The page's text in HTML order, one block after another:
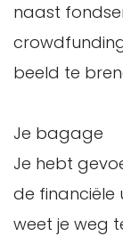
naast
beeld te
Je bagage
Je hebt
de financiële
weet je weg